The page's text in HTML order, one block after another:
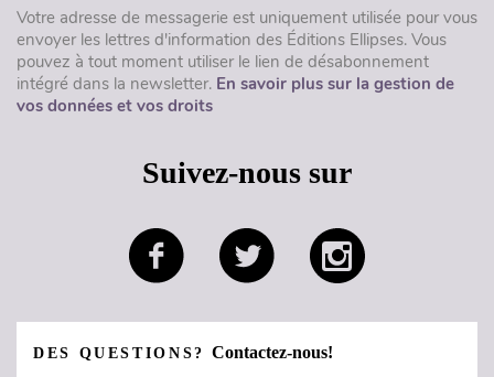
Votre adresse de messagerie est uniquement utilisée pour vous
envoyer les lettres d'information des Éditions Ellipses. Vous
pouvez à tout moment utiliser le lien de désabonnement
intégré dans la newsletter. En savoir plus sur la gestion de
vos données et vos droits
Suivez-nous sur
DES QUESTIONS?Contactez-nous!